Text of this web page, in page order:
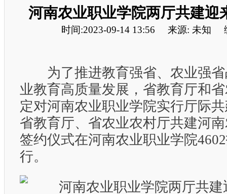
河南农业职业学院两厅共建迎
时间:2023-09-14 13:56 来源: 未知
为了推进教育强省、农业强省
业教育高质量发展，省教育厅和
定对河南农业职业学院实行厅际
省教育厅、省农业农村厅共建河
签约仪式在河南农业职业学院
行。